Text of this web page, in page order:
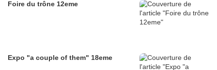
Foire du trône 12eme
Expo "a couple of them" 18eme